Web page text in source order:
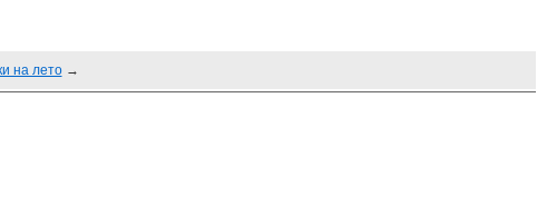
на лето→